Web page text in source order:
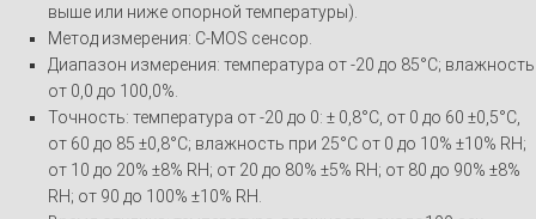
выше или ниже опорной температуры).
Метод измерения: C-MOS сенсор.
Диапазон измерения: температура от -20 до 85°C; влажность
от 0,0 до 100,0%.
Точность: температура от -20 до 0: ± 0,8°C, от 0 до 60 ±0,5°C,
от 60 до 85 ±0,8°C; влажность при 25°C от 0 до 10% ±10% RH;
от 10 до 20% ±8% RH; от 20 до 80% ±5% RH; от 80 до 90% ±8%
RH; от 90 до 100% ±10% RH.